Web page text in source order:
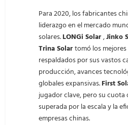
Para 2020, los fabricantes
liderazgo en el mercado
solares.LONGi Solar,Jinko
Trina Solartomó los
respaldados por sus vastos
producción, avances
globales expansivas.First
jugador clave, pero su cuota
superada por la escala y la
empresas chinas.